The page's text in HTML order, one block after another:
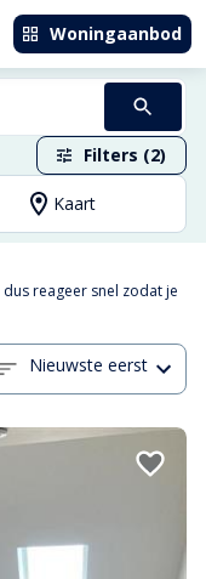
Woningaanbod
Filters (2)
Kaart
dus reageer snel zodat je
Nieuwste eerst